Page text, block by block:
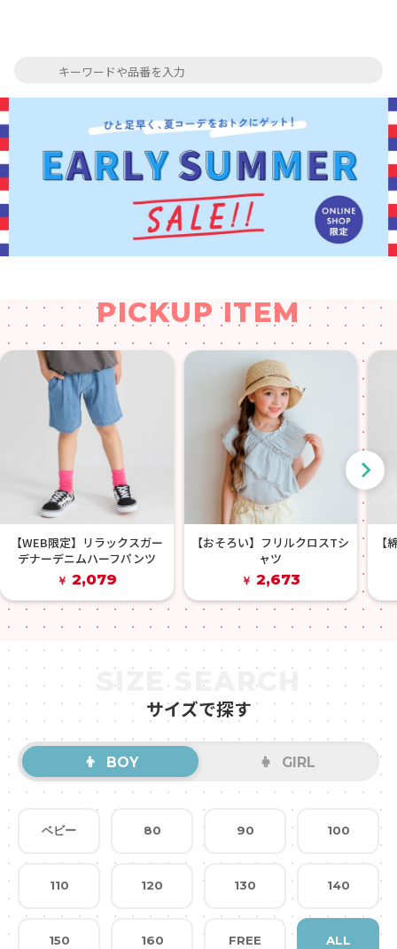
PICKUP ITEM
【WEB限定】リラックスガー
デナーデニムハーフパンツ
￥ 2,079
【おそろい】フリルクロスTシ
ャツ
￥ 2,673
【
SIZE SEARCH
サイズで探す
👦 BOY 👧 GIRL
ベビー 80 90 100
110 120 130 140
150 160 FREE ALL